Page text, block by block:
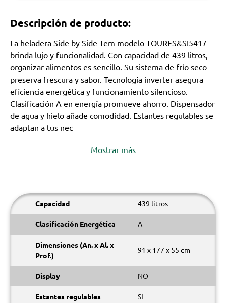
Descripción de producto:
La heladera Side by Side Tem modelo TOURFS&SI5417
brinda lujo y funcionalidad. Con capacidad de 439 litros,
organizar alimentos es sencillo. Su sistema de frío seco
preserva frescura y sabor. Tecnología inverter asegura
eficiencia energética y funcionamiento silencioso.
Clasificación A en energía promueve ahorro. Dispensador
de agua y hielo añade comodidad. Estantes regulables se
adaptan a tus nec
Mostrar más
Capacidad 439 litros
Clasificación Energética A
Dimensiones (An. x Al. x
Prof.)
91 x 177 x 55 cm
Display NO
Estantes regulables SI